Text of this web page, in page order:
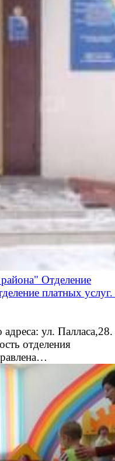
Отделение
платных услуг.
ул. Палласа,28.
отделения